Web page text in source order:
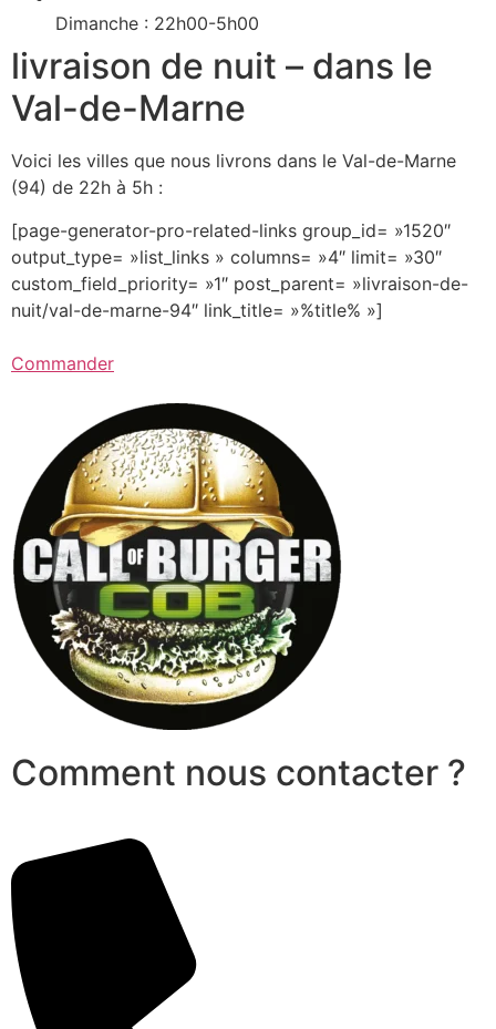
Dimanche : 22h00-5h00
livraison de nuit – dans le
Val-de-Marne
Voici les villes que nous livrons dans le Val-de-Marne
(94) de 22h à 5h :
[page-generator-pro-related-links group_id= »1520″
output_type= »list_links » columns= »4″ limit= »30″
custom_field_priority= »1″ post_parent= »livraison-de-
nuit/val-de-marne-94″ link_title= »%title% »]
Commander
Comment nous contacter ?